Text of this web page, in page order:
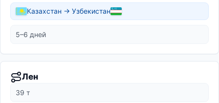
Казахстан → Узбекистан
5–6 дней
Лен
39 т